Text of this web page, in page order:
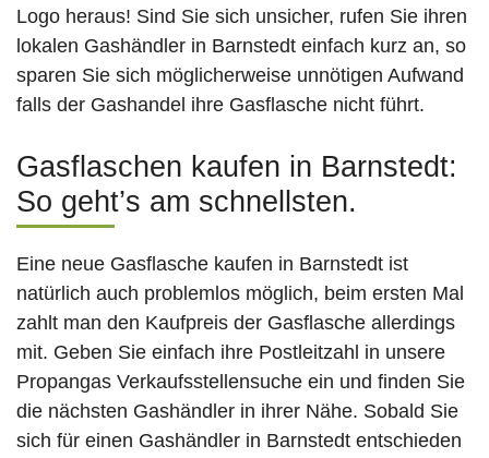
Logo heraus! Sind Sie sich unsicher, rufen Sie ihren
lokalen Gashändler in Barnstedt einfach kurz an, so
sparen Sie sich möglicherweise unnötigen Aufwand
falls der Gashandel ihre Gasflasche nicht führt.
Gasflaschen kaufen in Barnstedt:
So geht’s am schnellsten.
Eine neue Gasflasche kaufen in Barnstedt ist
natürlich auch problemlos möglich, beim ersten Mal
zahlt man den Kaufpreis der Gasflasche allerdings
mit. Geben Sie einfach ihre Postleitzahl in unsere
Propangas Verkaufsstellensuche ein und finden Sie
die nächsten Gashändler in ihrer Nähe. Sobald Sie
sich für einen Gashändler in Barnstedt entschieden